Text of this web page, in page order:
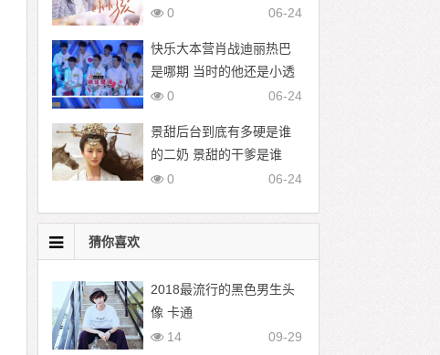
06-24
0
快乐大本营肖战迪丽热巴
是哪期 当时的他还是小透
明
06-24
0
景甜后台到底有多硬是谁
的二奶 景甜的干爹是谁
06-24
0
猜你喜欢
2018最流行的黑色男生头
像 卡通
09-29
14